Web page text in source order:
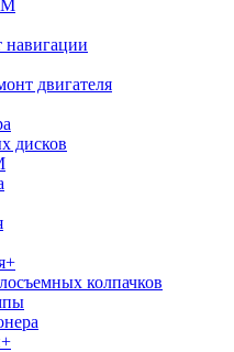
навигации
двигателя
дисков
+
колпачков
+